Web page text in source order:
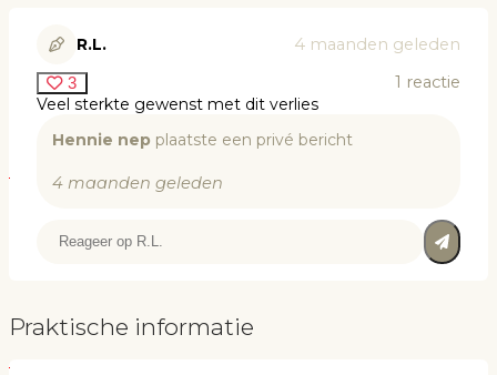
R.L. 4 maanden geleden
3 1 reactie
Veel sterkte gewenst met dit verlies
Hennie nep plaatste een privé bericht
4 maanden geleden
Praktische informatie